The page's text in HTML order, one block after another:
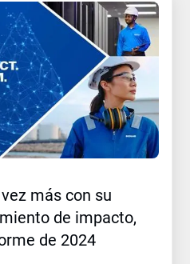
más con su
de impacto,
de 2024